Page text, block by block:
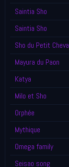
Saintia Sho
Saintia Sho
Sho du Petit
Mayura du Paon
Katya
Milo et Sho
Orphée
Mythique
Omega family
Seisao song